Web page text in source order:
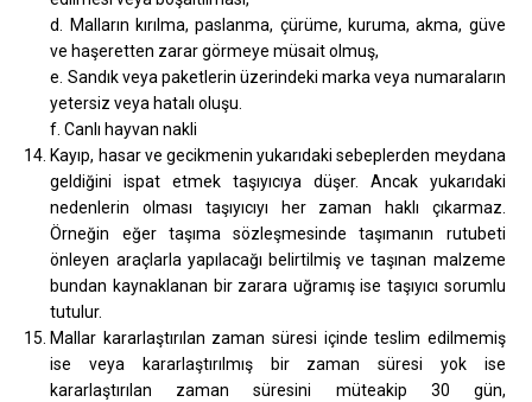
d. Malların kırılma, paslanma, çürüme, kuruma, akma, güve
ve haşeretten zarar görmeye müsait olmuş,
e. Sandık veya paketlerin üzerindeki marka veya numaraların
yetersiz veya hatalı oluşu.
f. Canlı hayvan nakli
Kayıp, hasar ve gecikmenin yukarıdaki sebeplerden meydana
geldiğini ispat etmek taşıyıcıya düşer. Ancak yukarıdaki
nedenlerin olması taşıyıcıyı her zaman haklı çıkarmaz.
Örneğin eğer taşıma sözleşmesinde taşımanın rutubeti
önleyen araçlarla yapılacağı belirtilmiş ve taşınan malzeme
bundan kaynaklanan bir zarara uğramış ise taşıyıcı sorumlu
tutulur.
Mallar kararlaştırılan zaman süresi içinde teslim edilmemiş
ise veya kararlaştırılmış bir zaman süresi yok ise
kararlaştırılan zaman süresini müteakip 30 gün,